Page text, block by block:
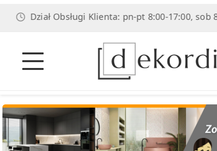
Obsługi Klienta: pn-pt 8:00-17:00, sob 8:00-14:00